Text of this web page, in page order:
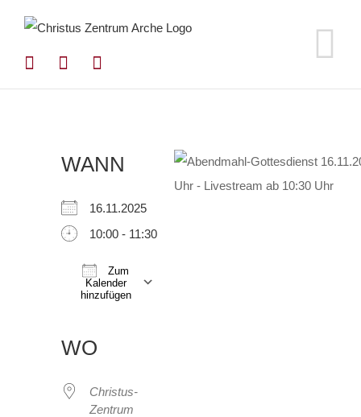
springen
WANN
16.11.2025
10:00 - 11:30
Zum
Kalender
hinzufügen
WO
Christus-
Zentrum